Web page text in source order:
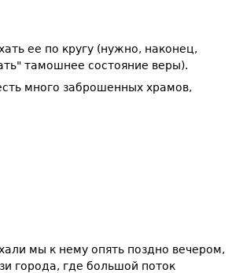
ее по кругу (нужно, наконец,
тамошнее состояние веры).
много заброшенных храмов,
мы к нему опять поздно вечером,
города, где большой поток